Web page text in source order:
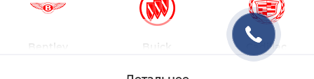
Bentley Buick Cadillac